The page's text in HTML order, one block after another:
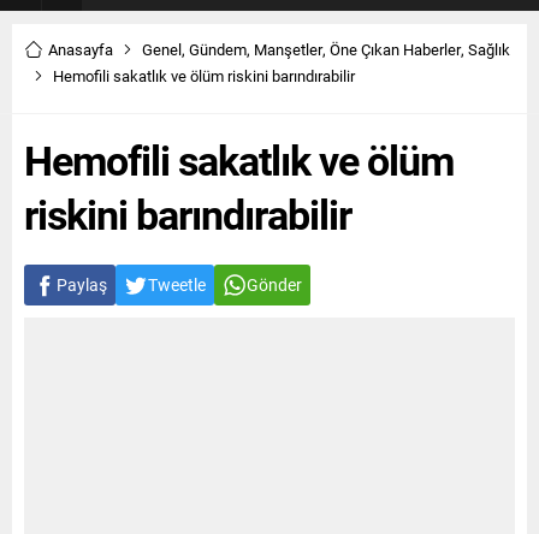
Anasayfa Genel, Gündem, Manşetler, Öne Çıkan Haberler, Sağlık
Hemofili sakatlık ve ölüm riskini barındırabilir
Hemofili sakatlık ve ölüm
riskini barındırabilir
Paylaş Tweetle Gönder